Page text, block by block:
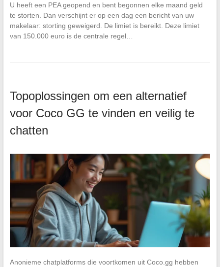
U heeft een PEA geopend en bent begonnen elke maand geld
te storten. Dan verschijnt er op een dag een bericht van uw
makelaar: storting geweigerd. De limiet is bereikt. Deze limiet
van 150.000 euro is de centrale regel…
Topoplossingen om een alternatief
voor Coco GG te vinden en veilig te
chatten
Anonieme chatplatforms die voortkomen uit Coco.gg hebben